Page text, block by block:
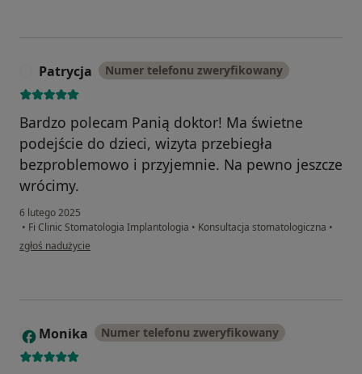
Patrycja Numer telefonu zweryfikowany
Bardzo polecam Panią doktor! Ma świetne
podejście do dzieci, wizyta przebiegła
bezproblemowo i przyjemnie. Na pewno jeszcze
wrócimy.
6 lutego 2025
• Fi Clinic Stomatologia Implantologia • Konsultacja stomatologiczna •
w opinii użytkownika Patrycja
zgłoś nadużycie
M Monika Numer telefonu zweryfikowany